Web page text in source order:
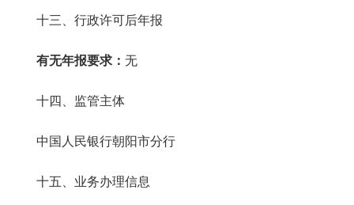
十三、行政许可后年报
有无年报要求： 无
十四、监管主体
中国人民银行朝阳市分行
十五、业务办理信息